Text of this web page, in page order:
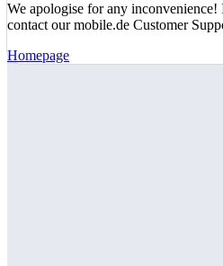
We apologise for any inconvenience!
contact our mobile.de Customer
Homepage